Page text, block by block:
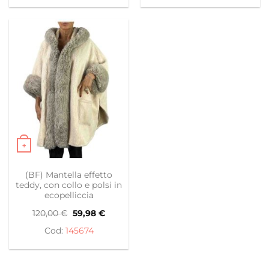
+
Questo prodotto ha più varianti. Le opzioni possono
(BF) Mantella effetto
teddy, con collo e polsi in
ecopelliccia
120,00€ Il
prezzo
originale
era:
59,98 €Il
145674